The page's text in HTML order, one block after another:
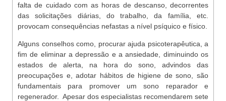
falta de cuidado com as horas de descanso, decorrentes
das solicitações diárias, do trabalho, da família, etc.
provocam consequências nefastas a nível psíquico e físico.
Alguns conselhos como, procurar ajuda psicoterapêutica, a
fim de eliminar a depressão e a ansiedade, diminuindo os
estados de alerta, na hora do sono, advindos das
preocupações e, adotar hábitos de higiene de sono, são
fundamentais para promover um sono reparador e
regenerador. Apesar dos especialistas recomendarem sete